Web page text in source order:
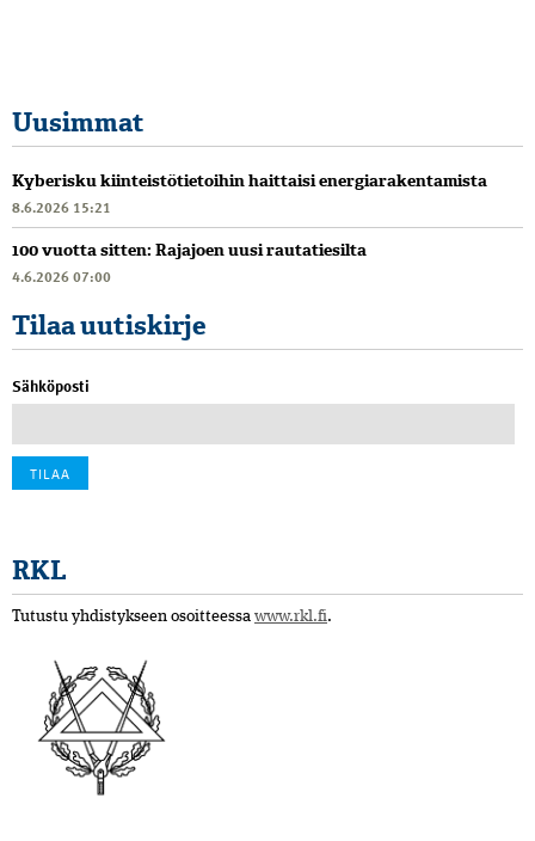
Uusimmat
Kyberisku kiinteistötietoihin haittaisi energiarakentamista
8.6.2026 15:21
100 vuotta sitten: Rajajoen uusi rautatiesilta
4.6.2026 07:00
Tilaa uutiskirje
Sähköposti
RKL
Tutustu yhdistykseen osoitteessa www.rkl.fi.